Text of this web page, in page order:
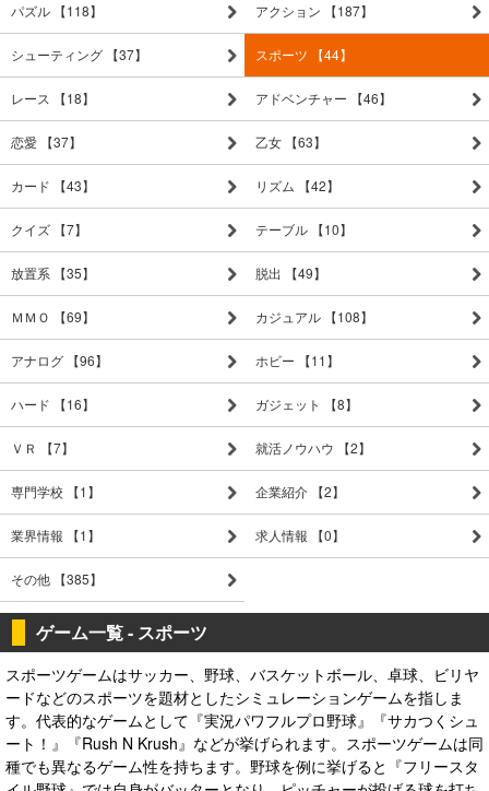
パズル 【118】 アクション 【187】
シューティング 【37】 スポーツ 【44】
レース 【18】 アドベンチャー 【46】
恋愛 【37】 乙女 【63】
カード 【43】 リズム 【42】
クイズ 【7】 テーブル 【10】
放置系 【35】 脱出 【49】
ＭＭＯ 【69】 カジュアル 【108】
アナログ 【96】 ホビー 【11】
ハード 【16】 ガジェット 【8】
ＶＲ 【7】 就活ノウハウ 【2】
専門学校 【1】 企業紹介 【2】
業界情報 【1】 求人情報 【0】
その他 【385】
ゲーム一覧 - スポーツ
スポーツゲームはサッカー、野球、バスケットボール、卓球、ビリヤ
ードなどのスポーツを題材としたシミュレーションゲームを指しま
す。代表的なゲームとして『実況パワフルプロ野球』『サカつくシュ
ート！』『Rush N Krush』などが挙げられます。スポーツゲームは同
種でも異なるゲーム性を持ちます。野球を例に挙げると『フリースタ